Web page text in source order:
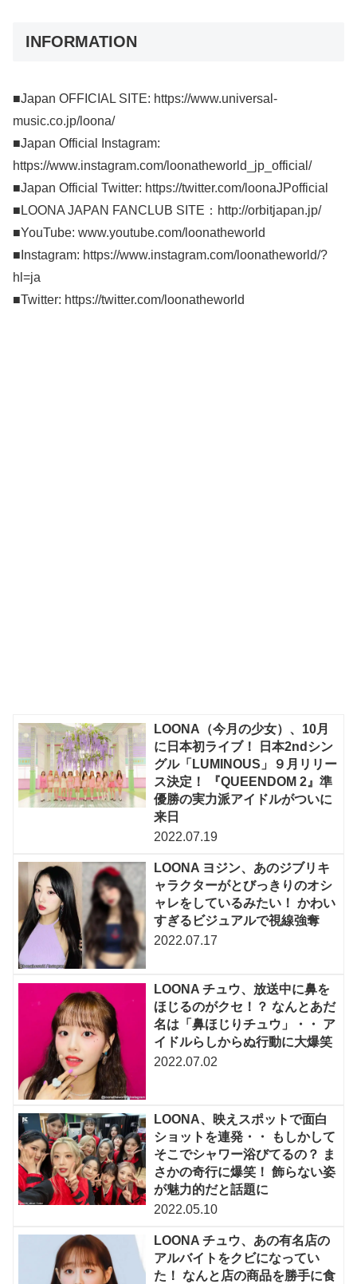
INFORMATION
■Japan OFFICIAL SITE: https://www.universal-
music.co.jp/loona/
■Japan Official Instagram:
https://www.instagram.com/loonatheworld_jp_official/
■Japan Official Twitter: https://twitter.com/loonaJPofficial
■LOONA JAPAN FANCLUB SITE：http://orbitjapan.jp/
■YouTube: www.youtube.com/loonatheworld
■Instagram: https://www.instagram.com/loonatheworld/?
hl=ja
■Twitter: https://twitter.com/loonatheworld
LOONA（今月の少女）、10月
に日本初ライブ！ 日本2ndシン
グル「LUMINOUS」９月リリー
ス決定！ 『QUEENDOM 2』準
優勝の実力派アイドルがついに
来日
2022.07.19
LOONA ヨジン、あのジブリキ
ャラクターがとびっきりのオシ
ャレをしているみたい！ かわい
すぎるビジュアルで視線強奪
2022.07.17
LOONA チュウ、放送中に鼻を
ほじるのがクセ！？ なんとあだ
名は「鼻ほじりチュウ」・・ ア
イドルらしからぬ行動に大爆笑
2022.07.02
LOONA、映えスポットで面白
ショットを連発・・ もしかして
そこでシャワー浴びてるの？ ま
さかの奇行に爆笑！ 飾らない姿
が魅力的だと話題に
2022.05.10
LOONA チュウ、あの有名店の
アルバイトをクビになってい
た！ なんと店の商品を勝手に食